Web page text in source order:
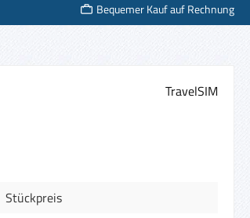
Bequemer Kauf auf Rechnung
TravelSIM
Stückpreis